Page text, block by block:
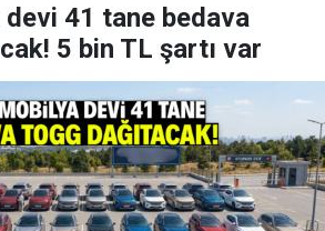
41 tane bedava
5 bin TL şartı var